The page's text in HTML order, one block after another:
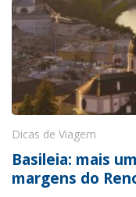
Dicas de Viagem
Basileia: mais
margens do